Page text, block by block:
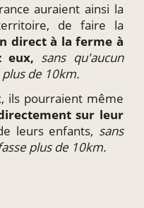
auraient ainsi la
de faire la
direct à la ferme à
eux, sans qu'aucun
de 10km.
ils pourraient même
sur leur
leurs enfants, sans
plus de 10km.